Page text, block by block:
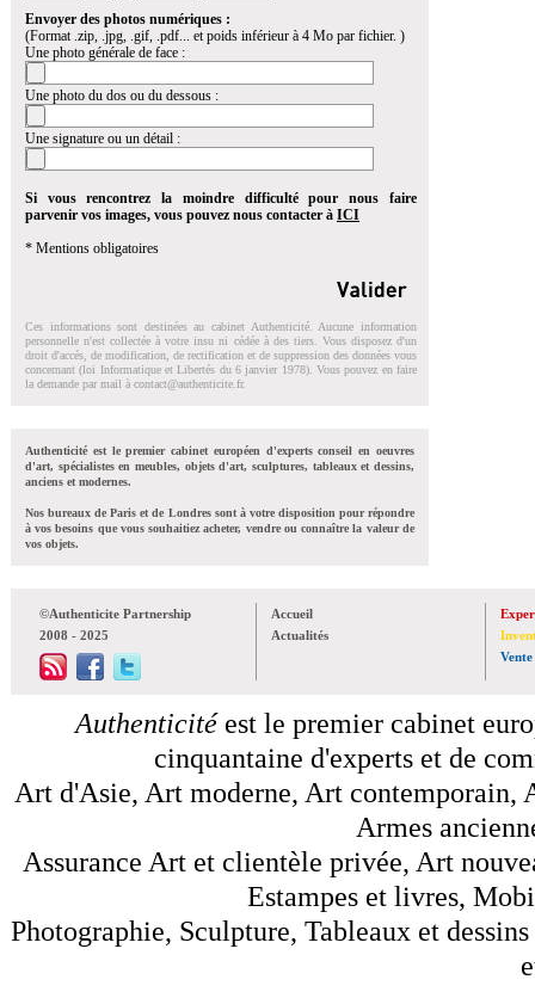
Envoyer des photos numériques :
(Format .zip, .jpg, .gif, .pdf... et poids inférieur à 4 Mo par fichier. )
Une photo générale de face :
Une photo du dos ou du dessous :
Une signature ou un détail :
Si vous rencontrez la moindre difficulté pour nous faire
parvenir vos images, vous pouvez nous contacter à ICI
* Mentions obligatoires
Ces informations sont destinées au cabinet Authenticité. Aucune information
personnelle n'est collectée à votre insu ni cédée à des tiers. Vous disposez d'un
droit d'accés, de modification, de rectification et de suppression des données vous
concernant (loi Informatique et Libertés du 6 janvier 1978). Vous pouvez en faire
la demande par mail à contact@authenticite.fr.
Authenticité est le premier cabinet européen d'experts conseil en oeuvres
d'art, spécialistes en meubles, objets d'art, sculptures, tableaux et dessins,
anciens et modernes.
Nos bureaux de Paris et de Londres sont à votre disposition pour répondre
à vos besoins que vous souhaitiez acheter, vendre ou connaître la valeur de
vos objets.
©Authenticite Partnership
2008 - 2025
Accueil
Actualités
Vente
Authenticitéest le premier cabinet
cinquantaine d'experts et de
Art d'Asie, Art moderne, Art contemporain,
Armes
Assurance Art et clientèle privée, Art
Estampes et livres,
Photographie, Sculpture, Tableaux et